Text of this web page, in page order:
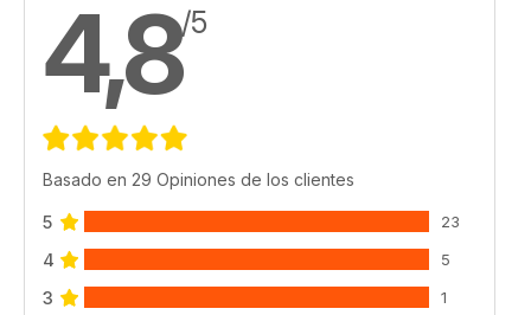
4,8/5
Basado en 29 Opiniones de los clientes
5 23
4 5
3 1